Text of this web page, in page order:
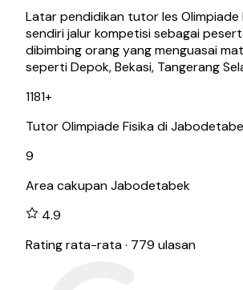
Latar pendidikan tutor les Olimpiade
sendiri jalur kompetisi sebagai
dibimbing orang yang menguasai
seperti Depok, Bekasi, Tangerang
1181+
Tutor Olimpiade Fisika di
9
Area cakupan Jabodetabek
4.9
Rating rata-rata · 779 ulasan